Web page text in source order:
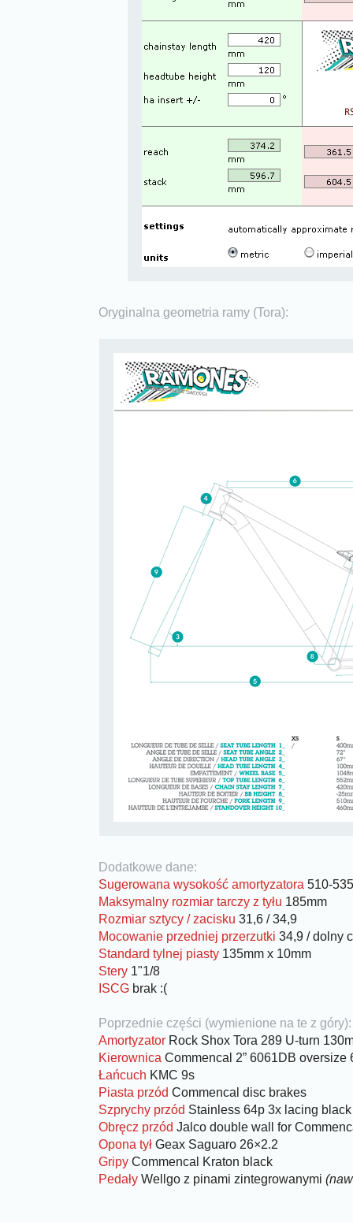
Oryginalna geometria ramy (Tora):
Dodatkowe dane:
Sugerowana wysokość amortyzatora 510-
Maksymalny rozmiar tarczy z tyłu 185mm
Rozmiar sztycy / zacisku 31,6 / 34,9
Mocowanie przedniej przerzutki 34,9 / dolny
Standard tylnej piasty 135mm x 10mm
Stery 1"1/8
ISCG brak :(
Poprzednie części (wymienione na te z góry):
Amortyzator Rock Shox Tora 289 U-turn
Kierownica Commencal 2” 6061DB oversize
Łańcuch KMC 9s
Piasta przód Commencal disc brakes
Szprychy przód Stainless 64p 3x lacing black
Obręcz przód Jalco double wall for
Opona tył Geax Saguaro 26×2.2
Gripy Commencal Kraton black
Pedały Wellgo z pinami zintegrowanymi